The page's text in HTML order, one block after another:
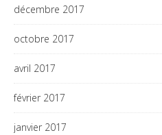
décembre 2017
octobre 2017
avril 2017
février 2017
janvier 2017